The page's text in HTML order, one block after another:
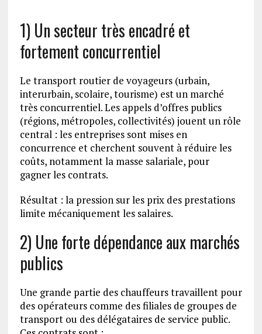
1) Un secteur très encadré et
fortement concurrentiel
Le transport routier de voyageurs (urbain,
interurbain, scolaire, tourisme) est un marché
très concurrentiel. Les appels d’offres publics
(régions, métropoles, collectivités) jouent un rôle
central : les entreprises sont mises en
concurrence et cherchent souvent à réduire les
coûts, notamment la masse salariale, pour
gagner les contrats.
Résultat : la pression sur les prix des prestations
limite mécaniquement les salaires.
2) Une forte dépendance aux marchés
publics
Une grande partie des chauffeurs travaillent pour
des opérateurs comme des filiales de groupes de
transport ou des délégataires de service public.